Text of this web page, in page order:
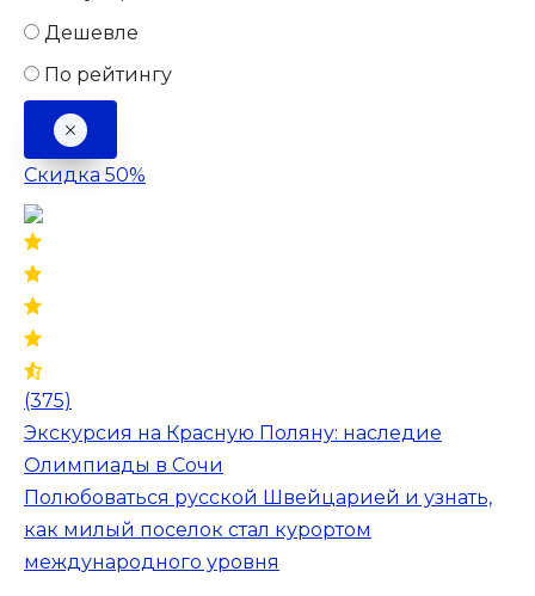
Дешевле
По рейтингу
Скидка 50%
(375)
Экскурсия на Красную Поляну: наследие
Олимпиады в Сочи
Полюбоваться русской Швейцарией и узнать,
как милый поселок стал курортом
международного уровня